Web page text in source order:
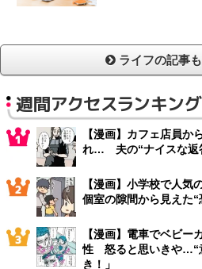
ライフの記事
週間アクセスランキング
【漫画】カフェ店員か
れ… 夫の“ナイスな返
【漫画】小学校で人
個室の隙間から見えた“
【漫画】電車でベビー
性 怒ると思いきや…“
き！」